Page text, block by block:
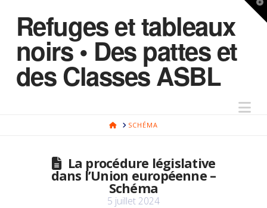
Refuges et tableaux
noirs • Des pattes et
des Classes ASBL
HOMESCHÉMA
La procédure législative
dans l’Union européenne –
Schéma
5 juillet 2024